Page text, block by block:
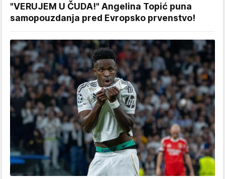
"VERUJEM U ČUDA!" Angelina Topić puna
samopouzdanja pred Evropsko prvenstvo!